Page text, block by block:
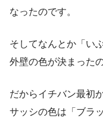
なったのです。
そしてなんとか「い
外壁の色が決まった
だからイチバン最初
サッシの色は「ブラ